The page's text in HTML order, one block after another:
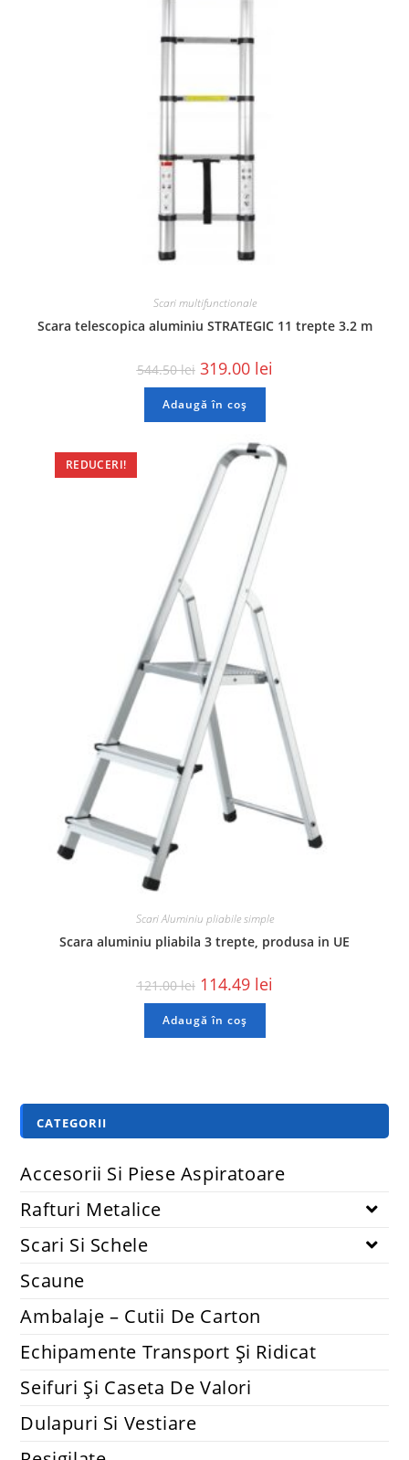
Scari multifunctionale
Scara telescopica aluminiu STRATEGIC 11 trepte 3.2 m
544.50lei 319.00 lei
Adaugă în coș
REDUCERI!
Scari Aluminiu pliabile simple
Scara aluminiu pliabila 3 trepte, produsa in UE
121.00lei 114.49 lei
Adaugă în coș
CATEGORII
Accesorii Si Piese Aspiratoare
Rafturi Metalice
Scari Si Schele
Scaune
Ambalaje – Cutii De Carton
Echipamente Transport Și Ridicat
Seifuri Și Caseta De Valori
Dulapuri Si Vestiare